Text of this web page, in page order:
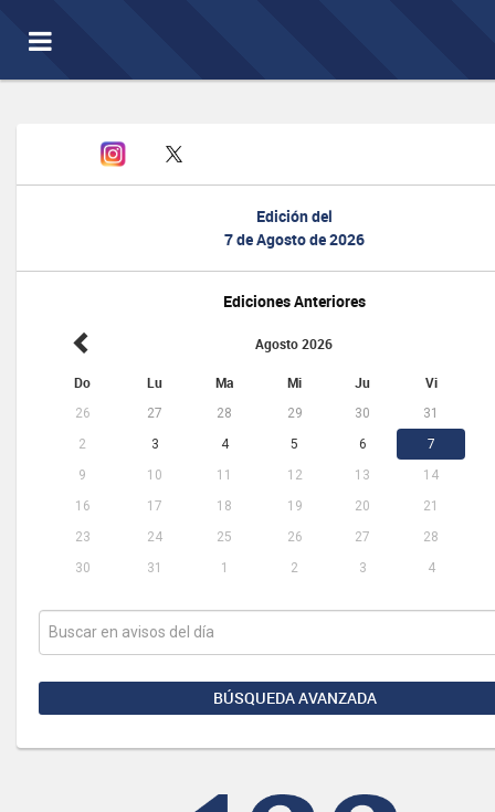
Toggle
navigation
Edición del
7 de Agosto de 2026
Ediciones Anteriores
Agosto 2026
Do Lu Ma Mi Ju Vi
26 27 28 29 30
31
2
3 4 5 6
7
9
10 11 12 13
14
16
17 18 19 20
21
23
24 25 26 27
28
30
31 1 2 3 4
BÚSQUEDA AVANZADA